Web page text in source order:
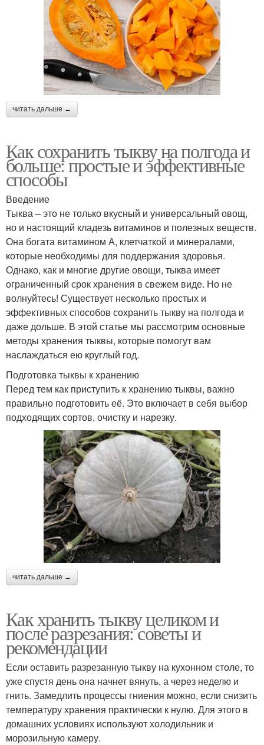
читать дальше →
Как сохранить тыкву на полгода и
больше: простые и эффективные
способы
Введение
Тыква – это не только вкусный и универсальный овощ,
но и настоящий кладезь витаминов и полезных веществ.
Она богата витамином А, клетчаткой и минералами,
которые необходимы для поддержания здоровья.
Однако, как и многие другие овощи, тыква имеет
ограниченный срок хранения в свежем виде. Но не
волнуйтесь! Существует несколько простых и
эффективных способов сохранить тыкву на полгода и
даже дольше. В этой статье мы рассмотрим основные
методы хранения тыквы, которые помогут вам
наслаждаться ею круглый год.
Подготовка тыквы к хранению
Перед тем как приступить к хранению тыквы, важно
правильно подготовить её. Это включает в себя выбор
подходящих сортов, очистку и нарезку.
читать дальше →
Как хранить тыкву целиком и
после разрезания: советы и
рекомендации
Если оставить разрезанную тыкву на кухонном столе, то
уже спустя день она начнет вянуть, а через неделю и
гнить. Замедлить процессы гниения можно, если снизить
температуру хранения практически к нулю. Для этого в
домашних условиях используют холодильник и
морозильную камеру.